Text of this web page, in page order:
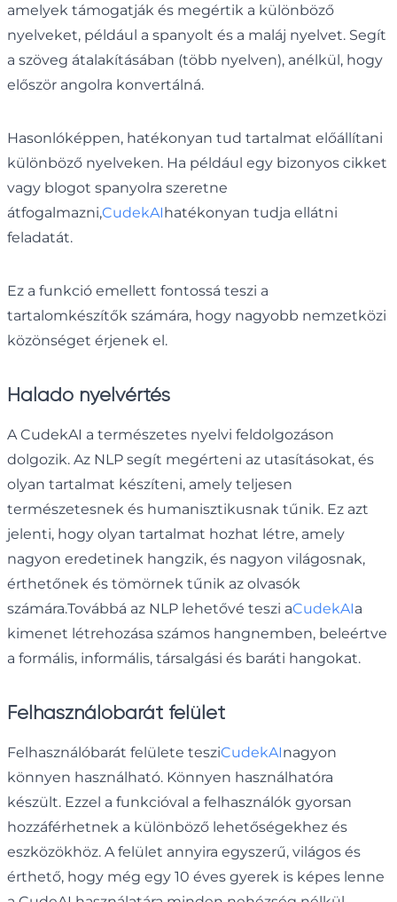
amelyek támogatják és megértik a különböző
nyelveket, például a spanyolt és a maláj nyelvet. Segít
a szöveg átalakításában (több nyelven), anélkül, hogy
először angolra konvertálná.
Hasonlóképpen, hatékonyan tud tartalmat előállítani
különböző nyelveken. Ha például egy bizonyos cikket
vagy blogot spanyolra szeretne
átfogalmazni,CudekAIhatékonyan tudja ellátni
feladatát.
Ez a funkció emellett fontossá teszi a
tartalomkészítők számára, hogy nagyobb nemzetközi
közönséget érjenek el.
Haladó nyelvértés
A CudekAI a természetes nyelvi feldolgozáson
dolgozik. Az NLP segít megérteni az utasításokat, és
olyan tartalmat készíteni, amely teljesen
természetesnek és humanisztikusnak tűnik. Ez azt
jelenti, hogy olyan tartalmat hozhat létre, amely
nagyon eredetinek hangzik, és nagyon világosnak,
érthetőnek és tömörnek tűnik az olvasók
számára.Továbbá az NLP lehetővé teszi aCudekAIa
kimenet létrehozása számos hangnemben, beleértve
a formális, informális, társalgási és baráti hangokat.
Felhasználóbarát felület
Felhasználóbarát felülete tesziCudekAInagyon
könnyen használható. Könnyen használhatóra
készült. Ezzel a funkcióval a felhasználók gyorsan
hozzáférhetnek a különböző lehetőségekhez és
eszközökhöz. A felület annyira egyszerű, világos és
érthető, hogy még egy 10 éves gyerek is képes lenne